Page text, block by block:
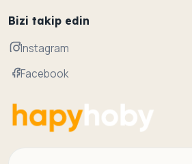
Bizi takip edin
Instagram
Facebook